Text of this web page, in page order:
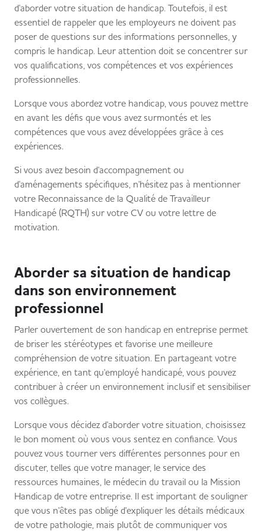
d'aborder votre situation de handicap. Toutefois, il est
essentiel de rappeler que les employeurs ne doivent pas
poser de questions sur des informations personnelles, y
compris le handicap. Leur attention doit se concentrer sur
vos qualifications, vos compétences et vos expériences
professionnelles.
Lorsque vous abordez votre handicap, vous pouvez mettre
en avant les défis que vous avez surmontés et les
compétences que vous avez développées grâce à ces
expériences.
Si vous avez besoin d'accompagnement ou
d'aménagements spécifiques, n'hésitez pas à mentionner
votre Reconnaissance de la Qualité de Travailleur
Handicapé (RQTH) sur votre CV ou votre lettre de
motivation.
Aborder sa situation de handicap
dans son environnement
professionnel
Parler ouvertement de son handicap en entreprise permet
de briser les stéréotypes et favorise une meilleure
compréhension de votre situation. En partageant votre
expérience, en tant qu'employé handicapé, vous pouvez
contribuer à créer un environnement inclusif et sensibiliser
vos collègues.
Lorsque vous décidez d'aborder votre situation, choisissez
le bon moment où vous vous sentez en confiance. Vous
pouvez vous tourner vers différentes personnes pour en
discuter, telles que votre manager, le service des
ressources humaines, le médecin du travail ou la Mission
Handicap de votre entreprise. Il est important de souligner
que vous n'êtes pas obligé d'expliquer les détails médicaux
de votre pathologie, mais plutôt de communiquer vos